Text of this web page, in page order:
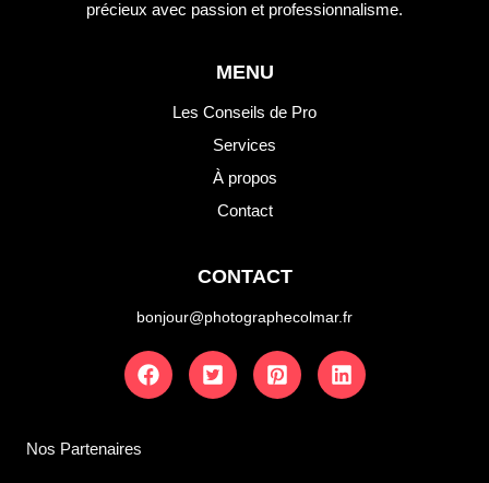
précieux avec passion et professionnalisme.
MENU
Les Conseils de Pro
Services
À propos
Contact
CONTACT
bonjour@photographecolmar.fr
Nos Partenaires